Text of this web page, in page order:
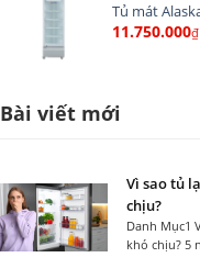
Tủ mát
11.750.000₫
Bài viết mới
Vì sao tủ
chịu?
Danh Mục1
khó chịu? 5